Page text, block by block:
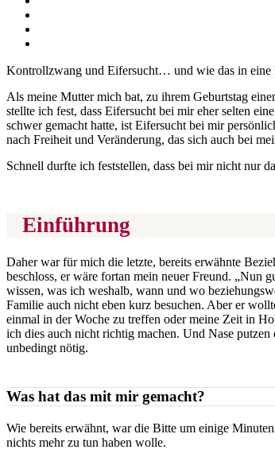
Kontrollzwang und Eifersucht… und wie das in eine
Als meine Mutter mich bat, zu ihrem Geburtstag
stellte ich fest, dass Eifersucht bei mir eher selten
schwer gemacht hatte, ist Eifersucht bei mir
nach Freiheit und Veränderung, das sich auch bei
Schnell durfte ich feststellen, dass bei mir nicht nur
Einführung
Daher war für mich die letzte, bereits erwähnte
beschloss, er wäre fortan mein neuer Freund. „Nun
wissen, was ich weshalb, wann und wo
Familie auch nicht eben kurz besuchen. Aber er
einmal in der Woche zu treffen oder meine Zeit in
ich dies auch nicht richtig machen. Und Nase
unbedingt nötig.
Was hat das mit mir gemacht?
Wie bereits erwähnt, war die Bitte um einige
nichts mehr zu tun haben wolle.